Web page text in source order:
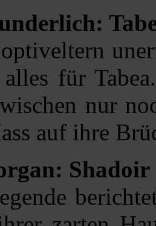
alles für
nur
auf ihre
Shadoir